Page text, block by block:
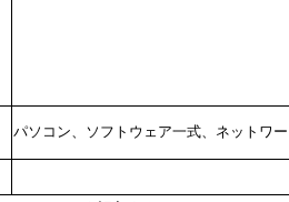
パソコン、ソフトウェア一式、ネットワ